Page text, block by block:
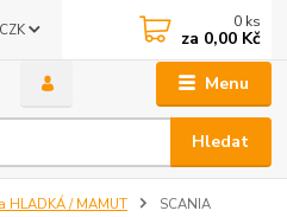
Menu
CZK
Hledat
0 ks
za 0,00 Kč
HLADKÁ / MAMUT SCANIA